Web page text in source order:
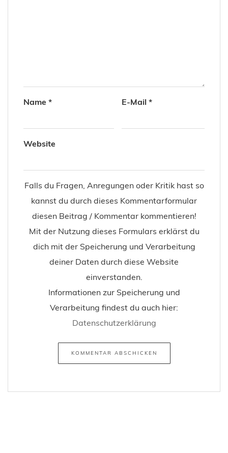
Name * E-Mail *
Website
Falls du Fragen, Anregungen oder Kritik hast so
kannst du durch dieses Kommentarformular
diesen Beitrag / Kommentar kommentieren!
Mit der Nutzung dieses Formulars erklärst du
dich mit der Speicherung und Verarbeitung
deiner Daten durch diese Website
einverstanden.
Informationen zur Speicherung und
Verarbeitung findest du auch hier:
Datenschutzerklärung